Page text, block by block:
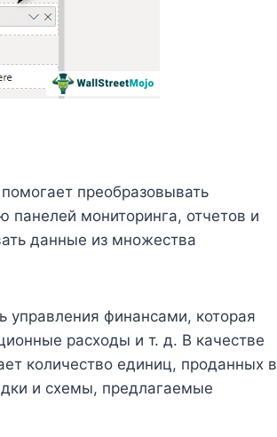
преобразовывать
мониторинга, отчетов и
данные из множества
управления финансами, которая
расходы и т. д. В качестве
количество единиц, проданных в
и схемы, предлагаемые